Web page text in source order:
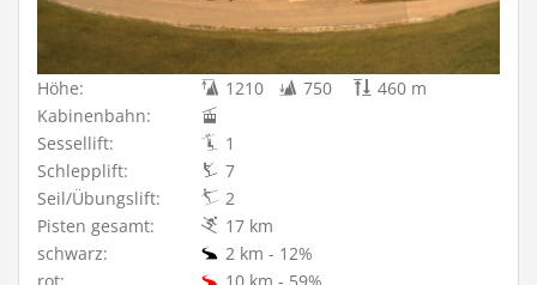
Höhe: 1210 750
460 m
Kabinenbahn:
Sessellift:
1
Schlepplift:
7
Seil/Übungslift:
2
Pisten gesamt:
17 km
schwarz:
2 km - 12%
rot:
10 km - 59%